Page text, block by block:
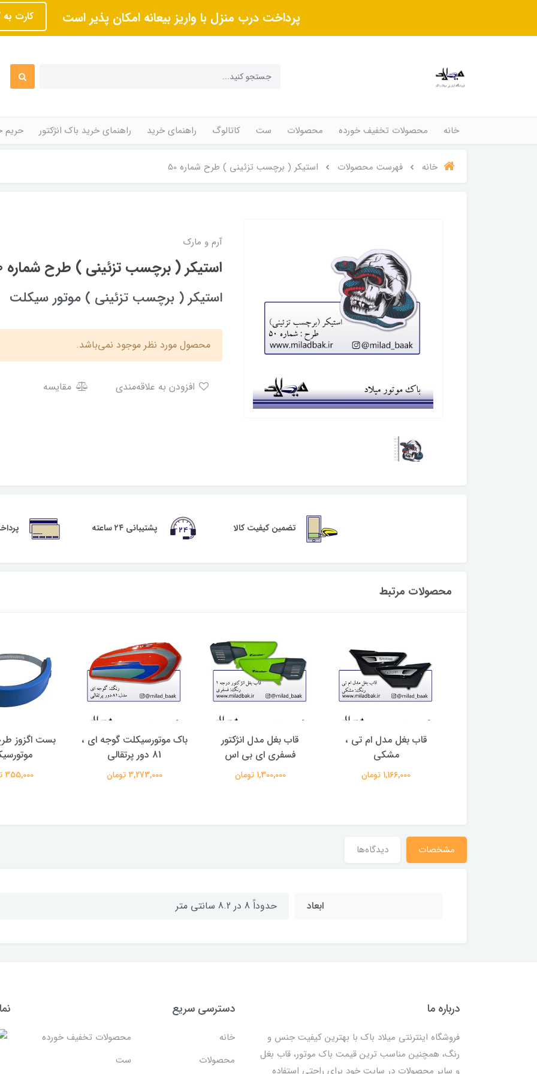
پرداخت درب منزل با واریز بیعانه امکان پذیر است کارت به
خانه محصولات تخفیف خورده محصولات ست کاتالوگ راهنمای خرید راهنمای خرید باک انژکتور
خانه فهرست محصولات استیکر ( برچسب تزئینی ) طرح شماره 50
آرم و مارک
استیکر ( برچسب تزئینی ) طرح شماره 50
استیکر ( برچسب تزئینی ) موتور سیکلت
محصول مورد نظر موجود نمی‌باشد.
مقایسه
تضمین کیفیت کالا پشتیبانی ۲۴ ساعته
محصولات مرتبط
قاب بغل مدل ام تی ،
مشکی
1,166,000 تومان
قاب بغل مدل انژکتور
فسفری ای بی اس
1,300,000 تومان
باک موتورسیکلت گوجه ای ،
81 دور پرتقالی
3,273,000 تومان 355,000 تومان
مشخصات دیدگاه‌ها
ابعاد حدوداً 8 در 8.2 سانتی متر
درباره ما
فروشگاه اینترنتی میلاد باک با بهترین کیفیت جنس و
رنگ، همچنین مناسب ترین قیمت باک موتور، قاب بغل
و سایر محصولات در سایت خود برای راحتی استفاده
دسترسی سریع
خانه
محصولات تخفیف خورده
محصولات
ست